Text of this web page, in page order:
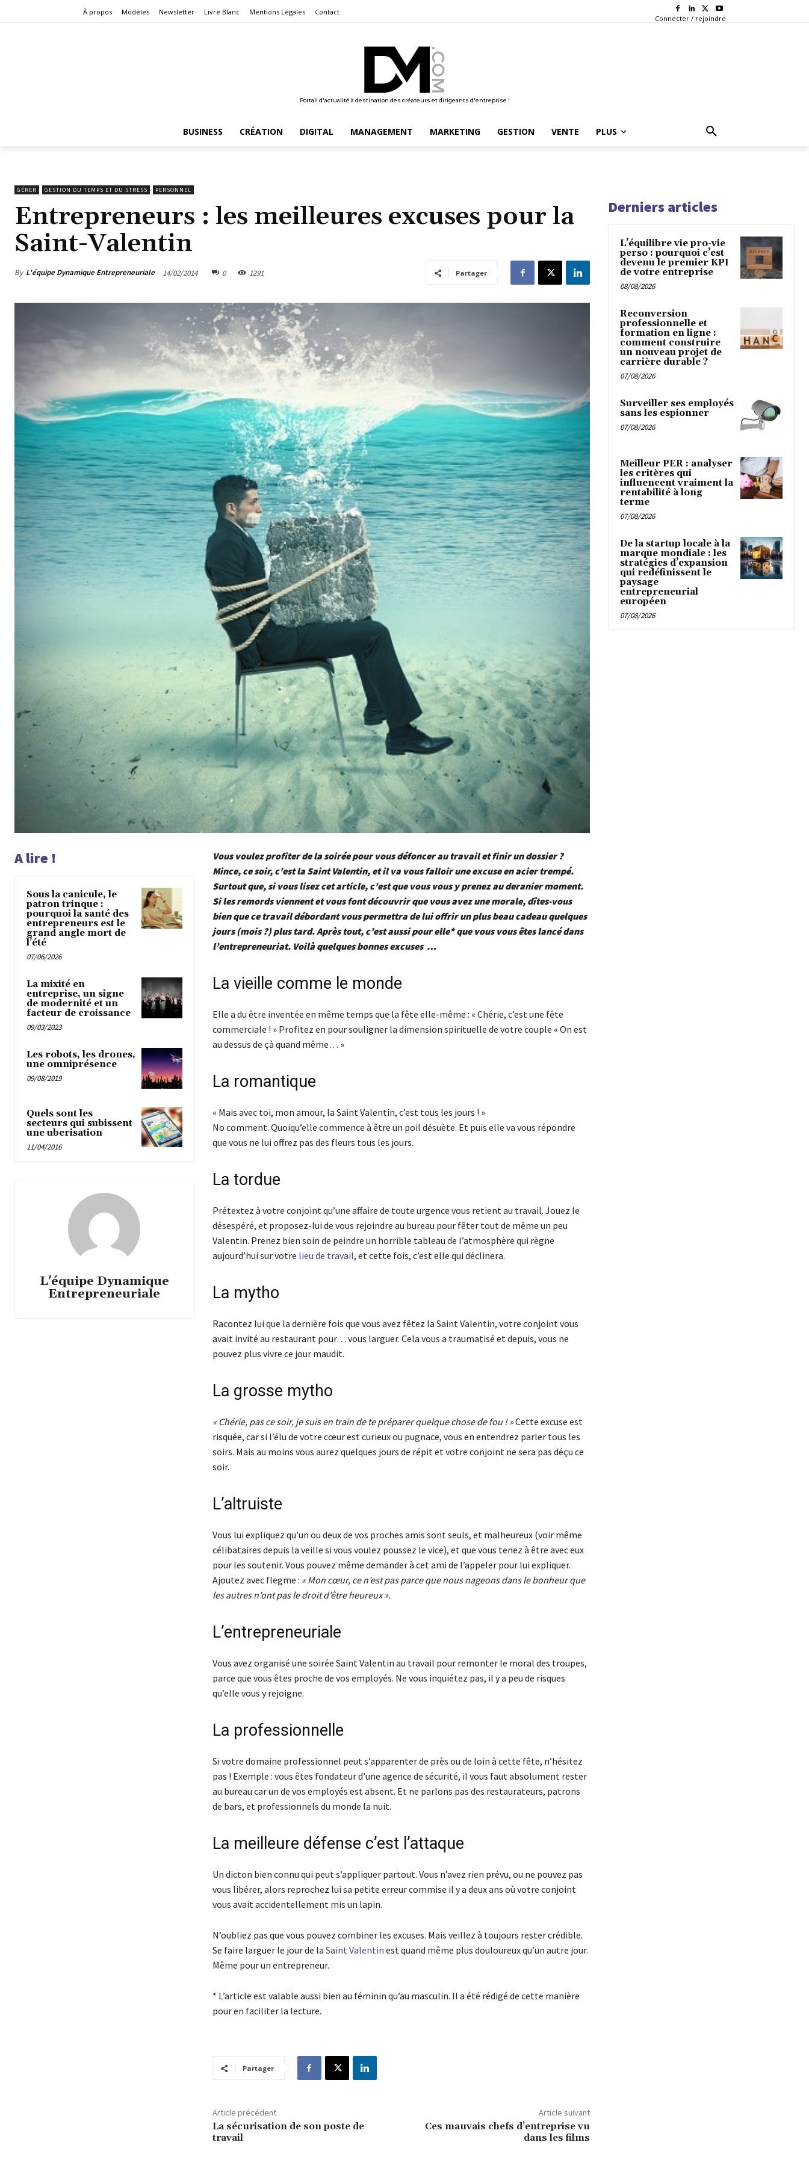
À propos Modèles Newsletter Livre Blanc Mentions Légales Contact
Connecter / rejoindre
Portail d'actualité à destination des créateurs et dirigeants d'entreprise !
BUSINESS CRÉATION DIGITAL MANAGEMENT MARKETING GESTION VENTE PLUS
GÉRER GESTION DU TEMPS ET DU STRESS PERSONNEL
Entrepreneurs : les meilleures excuses pour la
Saint-Valentin
By L'équipe Dynamique Entrepreneuriale 14/02/2014 0 1291 Partager
A lire !
Sous la canicule, le
patron trinque :
pourquoi la santé des
entrepreneurs est le
grand angle mort de
l’été
07/06/2026
La mixité en
entreprise, un signe
de modernité et un
facteur de croissance
09/03/2023
Les robots, les drones,
une omniprésence
09/08/2019
Quels sont les
secteurs qui subissent
une uberisation
11/04/2016
L'équipe Dynamique
Entrepreneuriale
Vous voulez profiter de la soirée pour vous défoncer au travail et finir un dossier ?
Mince, ce soir, c’est la Saint Valentin, et il va vous falloir une excuse en acier trempé.
Surtout que, si vous lisez cet article, c’est que vous vous y prenez au deranier moment.
Si les remords viennent et vous font découvrir que vous avez une morale, dîtes-vous
bien que ce travail débordant vous permettra de lui offrir un plus beau cadeau quelques
jours (mois ?) plus tard. Après tout, c’est aussi pour elle* que vous vous êtes lancé dans
l’entrepreneuriat. Voilà quelques bonnes excuses …
La vieille comme le monde
Elle a du être inventée en même temps que la fête elle-même : « Chérie, c’est une fête
commerciale ! » Profitez en pour souligner la dimension spirituelle de votre couple « On est
au dessus de çà quand même… »
La romantique
« Mais avec toi, mon amour, la Saint Valentin, c’est tous les jours ! »
No comment. Quoiqu’elle commence à être un poil désuète. Et puis elle va vous répondre
que vous ne lui offrez pas des fleurs tous les jours.
La tordue
Prétextez à votre conjoint qu’une affaire de toute urgence vous retient au travail. Jouez le
désespéré, et proposez-lui de vous rejoindre au bureau pour fêter tout de même un peu
Valentin. Prenez bien soin de peindre un horrible tableau de l’atmosphère qui règne
aujourd’hui sur votre lieu de travail, et cette fois, c’est elle qui déclinera.
La mytho
Racontez lui que la dernière fois que vous avez fêtez la Saint Valentin, votre conjoint vous
avait invité au restaurant pour… vous larguer. Cela vous a traumatisé et depuis, vous ne
pouvez plus vivre ce jour maudit.
La grosse mytho
« Chérie, pas ce soir, je suis en train de te préparer quelque chose de fou ! »Cette excuse est
risquée, car si l’élu de votre cœur est curieux ou pugnace, vous en entendrez parler tous les
soirs. Mais au moins vous aurez quelques jours de répit et votre conjoint ne sera pas déçu ce
soir.
L’altruiste
Vous lui expliquez qu’un ou deux de vos proches amis sont seuls, et malheureux (voir même
célibataires depuis la veille si vous voulez poussez le vice), et que vous tenez à être avec eux
pour les soutenir. Vous pouvez même demander à cet ami de l’appeler pour lui expliquer.
Ajoutez avec flegme : « Mon cœur, ce n’est pas parce que nous nageons dans le bonheur que
les autres n’ont pas le droit d’être heureux ».
L’entrepreneuriale
Vous avez organisé une soirée Saint Valentin au travail pour remonter le moral des troupes,
parce que vous êtes proche de vos employés. Ne vous inquiétez pas, il y a peu de risques
qu’elle vous y rejoigne.
La professionnelle
Si votre domaine professionnel peut s’apparenter de près ou de loin à cette fête, n’hésitez
pas ! Exemple : vous êtes fondateur d’une agence de sécurité, il vous faut absolument rester
au bureau car un de vos employés est absent. Et ne parlons pas des restaurateurs, patrons
de bars, et professionnels du monde la nuit.
La meilleure défense c’est l’attaque
Un dicton bien connu qui peut s’appliquer partout. Vous n’avez rien prévu, ou ne pouvez pas
vous libérer, alors reprochez lui sa petite erreur commise il y a deux ans où votre conjoint
vous avait accidentellement mis un lapin.
N’oubliez pas que vous pouvez combiner les excuses. Mais veillez à toujours rester crédible.
Se faire larguer le jour de la Saint Valentin est quand même plus douloureux qu’un autre jour.
Même pour un entrepreneur.
* L’article est valable aussi bien au féminin qu’au masculin. Il a été rédigé de cette manière
pour en faciliter la lecture.
Partager
Article précédent
La sécurisation de son poste de
travail
Article suivant
Ces mauvais chefs d’entreprise vu
dans les films
Derniers articles
L’équilibre vie pro-vie
perso : pourquoi c’est
devenu le premier KPI
de votre entreprise
08/08/2026
Reconversion
professionnelle et
formation en ligne :
comment construire
un nouveau projet de
carrière durable ?
07/08/2026
Surveiller ses employés
sans les espionner
07/08/2026
Meilleur PER : analyser
les critères qui
influencent vraiment la
rentabilité à long
terme
07/08/2026
De la startup locale à la
marque mondiale : les
stratégies d’expansion
qui redéfinissent le
paysage
entrepreneurial
européen
07/08/2026